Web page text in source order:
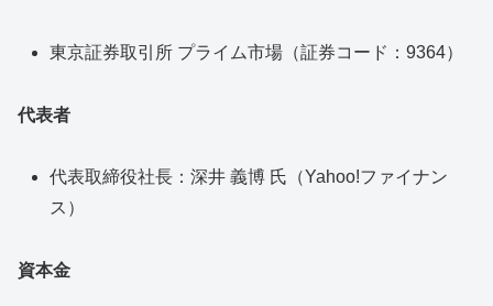
東京証券取引所 プライム市場（証券コード：9364）
代表者
代表取締役社長：深井 義博 氏（Yahoo!ファイナン
ス）
資本金